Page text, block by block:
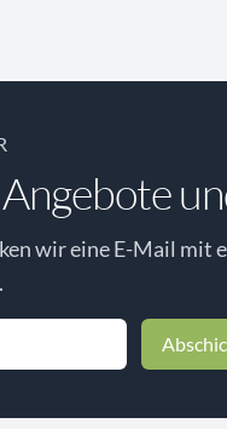
wir eine E-Mail mit